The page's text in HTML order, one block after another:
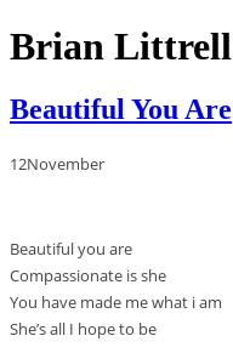
Brian Littrell
Beautiful You Are
12November
Beautiful you are
Compassionate is she
You have made me what i am
She’s all I hope to be